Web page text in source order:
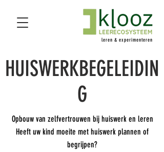
leren & experimenteren
HUISWERKBEGELEIDIN
G
Opbouw van zelfvertrouwen bij huiswerk en leren
Heeft uw kind moeite met huiswerk plannen of
begrijpen?